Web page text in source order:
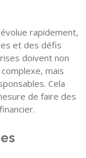
évolue rapidement,
et des défis
doivent non
mais
Cela
de faire des